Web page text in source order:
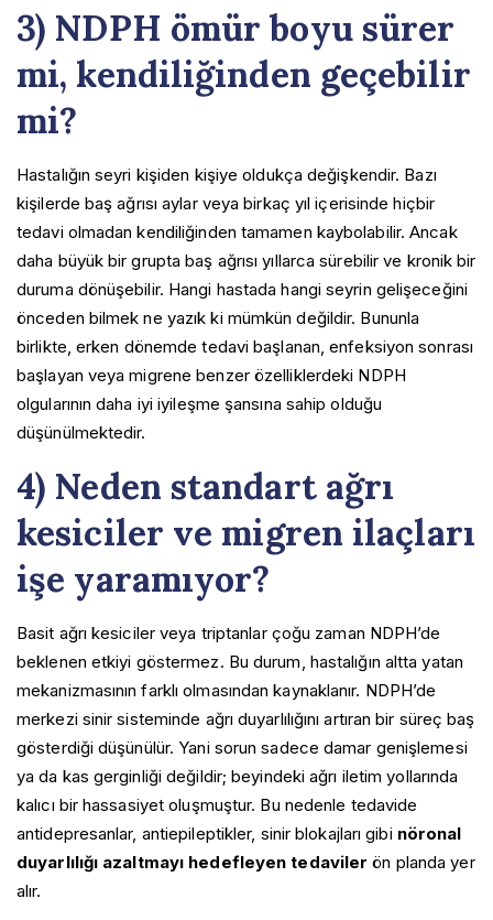
3) NDPH ömür boyu sürer
mi, kendiliğinden geçebilir
mi?
Hastalığın seyri kişiden kişiye oldukça değişkendir. Bazı
kişilerde baş ağrısı aylar veya birkaç yıl içerisinde hiçbir
tedavi olmadan kendiliğinden tamamen kaybolabilir. Ancak
daha büyük bir grupta baş ağrısı yıllarca sürebilir ve kronik bir
duruma dönüşebilir. Hangi hastada hangi seyrin gelişeceğini
önceden bilmek ne yazık ki mümkün değildir. Bununla
birlikte, erken dönemde tedavi başlanan, enfeksiyon sonrası
başlayan veya migrene benzer özelliklerdeki NDPH
olgularının daha iyi iyileşme şansına sahip olduğu
düşünülmektedir.
4) Neden standart ağrı
kesiciler ve migren ilaçları
işe yaramıyor?
Basit ağrı kesiciler veya triptanlar çoğu zaman NDPH’de
beklenen etkiyi göstermez. Bu durum, hastalığın altta yatan
mekanizmasının farklı olmasından kaynaklanır. NDPH’de
merkezi sinir sisteminde ağrı duyarlılığını artıran bir süreç baş
gösterdiği düşünülür. Yani sorun sadece damar genişlemesi
ya da kas gerginliği değildir; beyindeki ağrı iletim yollarında
kalıcı bir hassasiyet oluşmuştur. Bu nedenle tedavide
antidepresanlar, antiepileptikler, sinir blokajları gibi nöronal
duyarlılığı azaltmayı hedefleyen tedaviler ön planda yer
alır.